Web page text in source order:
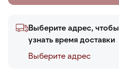
Выберите адрес, чтобы
узнать время доставки
Выберите адреc